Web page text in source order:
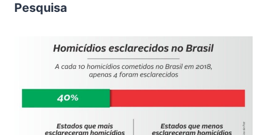
Pesquisa